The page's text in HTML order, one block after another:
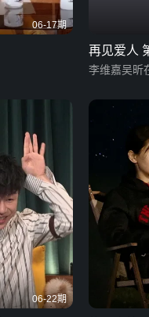
06-17期
再见爱人
李维嘉吴昕
06-22期